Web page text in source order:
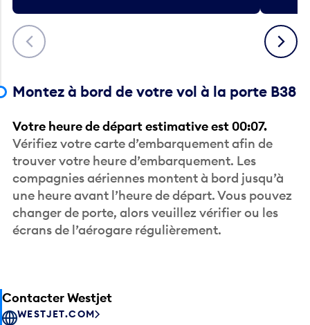
Précédent Suivant
Montez à bord de votre vol à la porte B38
Votre heure de départ estimative est 00:07.
Vérifiez votre carte d’embarquement afin de
trouver votre heure d’embarquement. Les
compagnies aériennes montent à bord jusqu’à
une heure avant l’heure de départ. Vous pouvez
changer de porte, alors veuillez vérifier ou les
écrans de l’aérogare régulièrement.
Contacter Westjet
WESTJET.COM